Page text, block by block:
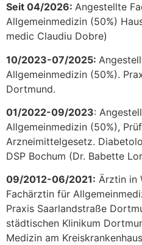
Seit 04/2026: Angestellte
Allgemeinmedizin (50%)
medic Claudiu Dobre)
10/2023-07/2025:
Allgemeinmedizin (50%).
Dortmund.
01/2022-09/2023:
Allgemeinmedizin (50%),
Arzneimittelgesetz.
DSP Bochum (Dr. Babette
09/2012-06/2021: Ärztin in
Fachärztin für
Praxis Saarlandstraße
städtischen Klinikum
Medizin am